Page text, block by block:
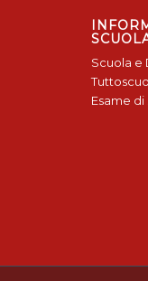
Scuola e
Esame di